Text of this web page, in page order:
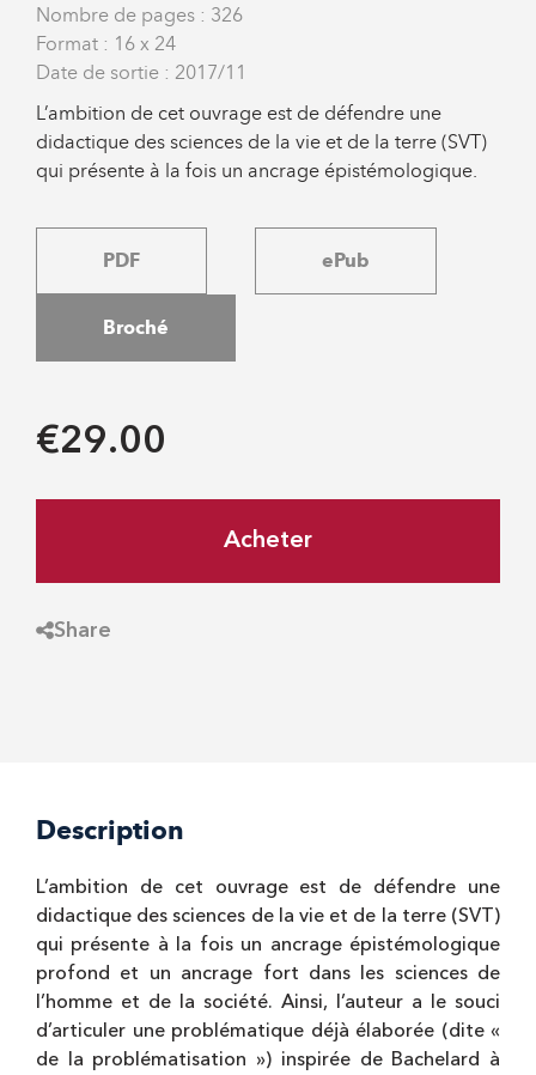
Nombre de pages : 326
Format : 16 x 24
Date de sortie : 2017/11
L’ambition de cet ouvrage est de défendre une
didactique des sciences de la vie et de la terre (SVT)
qui présente à la fois un ancrage épistémologique.
PDF ePub
Broché
€29.00
Acheter
Share
Description
L’ambition de cet ouvrage est de défendre une
didactique des sciences de la vie et de la terre (SVT)
qui présente à la fois un ancrage épistémologique
profond et un ancrage fort dans les sciences de
l’homme et de la société. Ainsi, l’auteur a le souci
d’articuler une problématique déjà élaborée (dite «
de la problématisation ») inspirée de Bachelard à